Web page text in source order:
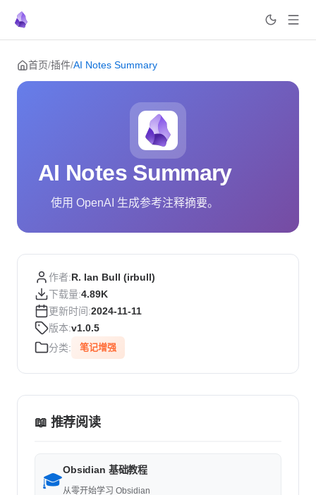
Skip to content
首页/插件/AI Notes Summary
AI Notes Summary
使用 OpenAI 生成参考注释摘要。
作者:R. Ian Bull (irbull)
下载量:4.89K
更新时间:2024-11-11
版本:v1.0.5
分类:
笔记增强
📖 推荐阅读
🎓
Obsidian 基础教程
从零开始学习 Obsidian